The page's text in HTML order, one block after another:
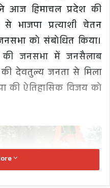
ने आज हिमाचल प्रदेश की
भाजपा प्रत्याशी चेतन
को संबोधित किया।
की जनसभा में जनसैलाब
देवतुल्य जनता से मिला
की ऐतिहासिक विजय को